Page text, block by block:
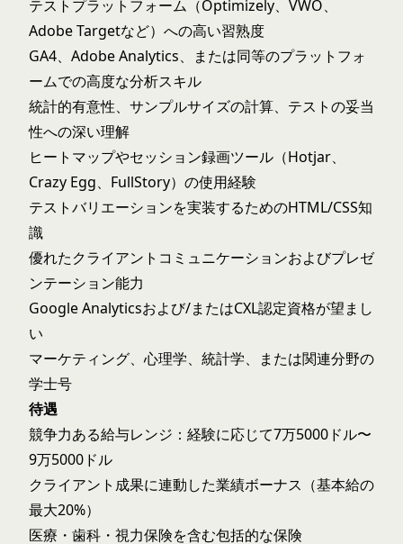
テストプラットフォーム（Optimizely、VWO、
Adobe Targetなど）への高い習熟度
GA4、Adobe Analytics、または同等のプラットフォ
ームでの高度な分析スキル
統計的有意性、サンプルサイズの計算、テストの妥当
性への深い理解
ヒートマップやセッション録画ツール（Hotjar、
Crazy Egg、FullStory）の使用経験
テストバリエーションを実装するためのHTML/CSS知
識
優れたクライアントコミュニケーションおよびプレゼ
ンテーション能力
Google Analyticsおよび/またはCXL認定資格が望まし
い
マーケティング、心理学、統計学、または関連分野の
学士号
待遇
競争力ある給与レンジ：経験に応じて7万5000ドル〜
9万5000ドル
クライアント成果に連動した業績ボーナス（基本給の
最大20%）
医療・歯科・視力保険を含む包括的な保険